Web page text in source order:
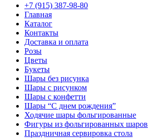
+7 (915) 387-98-80
Главная
Каталог
Контакты
Доставка и оплата
Розы
Цветы
Букеты
Шары без рисунка
Шары с рисунком
Шары с конфетти
Шары “С днем рождения”
Ходячие шары фольгированные
Фигуры из фольгированных шаров
Праздничная сервировка стола